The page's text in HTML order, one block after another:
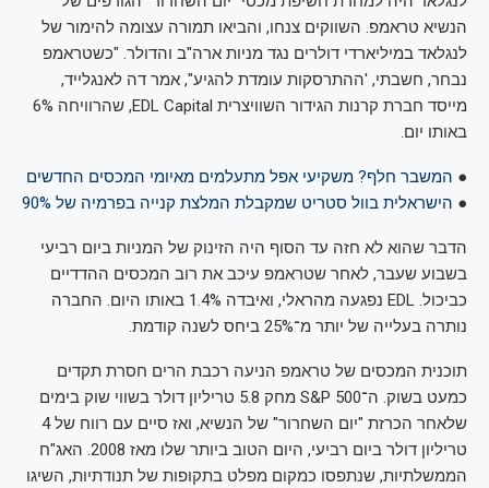
הנשיא טראמפ. השווקים צנחו, והביאו תמורה עצומה להימור של
לנגלאד במיליארדי דולרים נגד מניות ארה"ב והדולר. "כשטראמפ
נבחר, חשבתי, 'ההתרסקות עומדת להגיע", אמר דה לאנגלייד,
מייסד חברת קרנות הגידור השוויצרית EDL Capital, שהרוויחה 6%
באותו יום.
● המשבר חלף? משקיעי אפל מתעלמים מאיומי המכסים החדשים
● הישראלית בוול סטריט שמקבלת המלצת קנייה בפרמיה של 90%
הדבר שהוא לא חזה עד הסוף היה הזינוק של המניות ביום רביעי
בשבוע שעבר, לאחר שטראמפ עיכב את רוב המכסים ההדדיים
כביכול. EDL נפגעה מהראלי, ואיבדה 1.4% באותו היום. החברה
נותרה בעלייה של יותר מ־25% ביחס לשנה קודמת.
תוכנית המכסים של טראמפ הניעה רכבת הרים חסרת תקדים
כמעט בשוק. ה־S&P 500 מחק 5.8 טריליון דולר בשווי שוק בימים
שלאחר הכרזת "יום השחרור" של הנשיא, ואז סיים עם רווח של 4
טריליון דולר ביום רביעי, היום הטוב ביותר שלו מאז 2008. האג"ח
הממשלתיות, שנתפסו כמקום מפלט בתקופות של תנודתיות, השיגו